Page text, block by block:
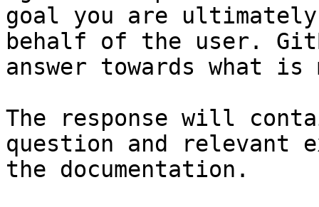
goal you are
behalf of the user.
answer towards what
The response will
question and relevant
the documentation.